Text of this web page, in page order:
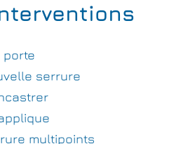
porte
serrure
multipoints